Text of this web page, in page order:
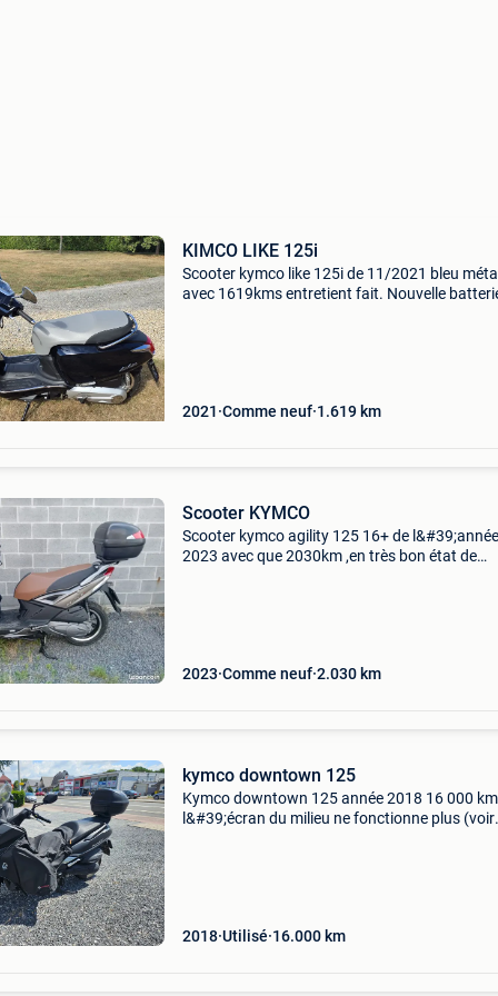
KIMCO LIKE 125i
Scooter kymco like 125i de 11/2021 bleu
avec 1619kms entretient fait. Nouvelle
2021 Comme neuf 1.619 km
Scooter KYMCO
Scooter kymco agility 125 16+ de l&#39;année
2023 avec que 2030km ,en très bon état de
2023 Comme neuf 2.030 km
kymco downtown 125
Kymco downtown 125 année 2018 16 000 km
l&#39;écran du milieu ne fonctionne plus (voir
2018 Utilisé 16.000 km